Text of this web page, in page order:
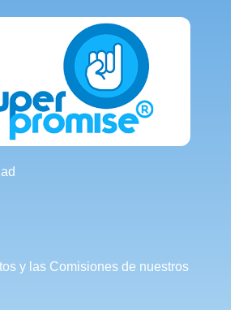
y las Comisiones de nuestros